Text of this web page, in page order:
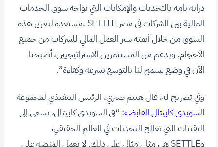
دراية تامة بالتحديات والإمكانات التي تواجه سوق الخدمات
المالية بين الشركات في مصر SETTLE .مستعدة لتعزيز هذه
السوق من خلال أتمتة سير العمل المالي للشركات من جميع
الأحجام. وبدعم من المستثمرين الاستراتيجيين، أصبحنا
الآن في وضع يسمح لنا بالتوسع بسرعة وكفاءة”.
وفي تصريح له، قال هيثم صبري، الرئيس التنفيذي لمجموعة
السويدي كابيتال القابضة: “في السويدي كابيتال، نسعى إلى
التقنيات التي تعالج التحديات في العالم الحقيقي،
وSETTLE هي مثال مثالي على ذلك. لا تعمل المنصة على